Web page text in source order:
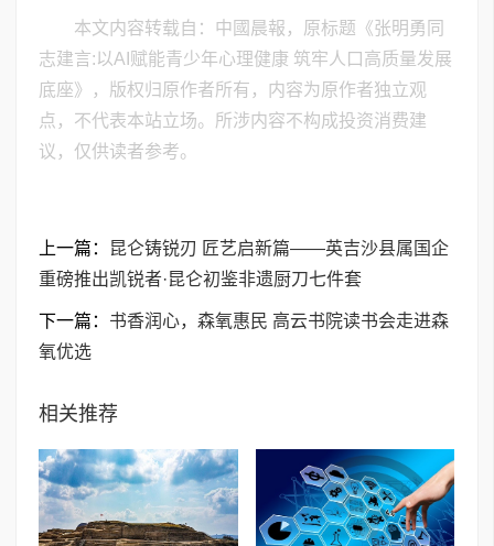
本文内容转载自：中國晨報，原标题《张明勇同
志建言:以AI赋能青少年心理健康 筑牢人口高质量发展
底座》，版权归原作者所有，内容为原作者独立观
点，不代表本站立场。所涉内容不构成投资消费建
议，仅供读者参考。
上一篇：
昆仑铸锐刃 匠艺启新篇——英吉沙县属国企
重磅推出凯锐者·昆仑初鉴非遗厨刀七件套
下一篇： 书香润心，森氧惠民 高云书院读书会走进森
氧优选
相关推荐